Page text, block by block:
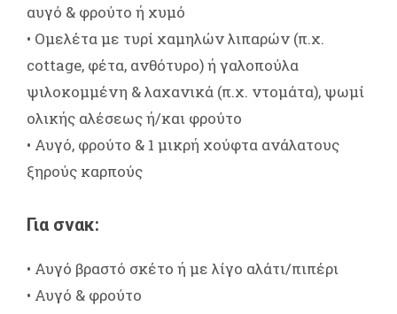
αυγό & φρούτο ή χυμό
• Ομελέτα με τυρί χαμηλών λιπαρών (π.χ.
cottage, φέτα, ανθότυρο) ή γαλοπούλα
ψιλοκομμένη & λαχανικά (π.χ. ντομάτα), ψωμί
ολικής αλέσεως ή/και φρούτο
• Αυγό, φρούτο & 1 μικρή χούφτα ανάλατους
ξηρούς καρπούς
Για σνακ:
• Αυγό βραστό σκέτο ή με λίγο αλάτι/πιπέρι
• Αυγό & φρούτο